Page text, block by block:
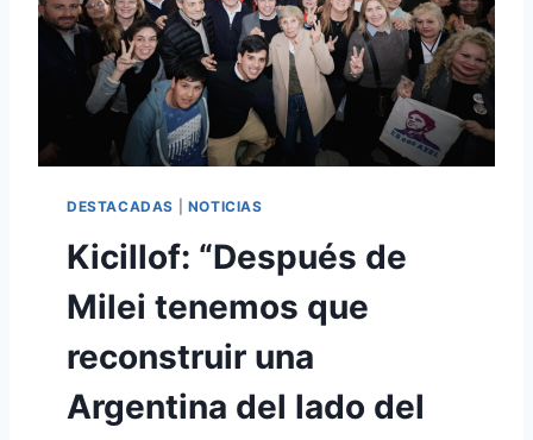
,
M
O
R
Í
A
E
I
A
DESTACADAS NOTICIAS
Kicillof: “Después de
Milei tenemos que
reconstruir una
Argentina del lado del